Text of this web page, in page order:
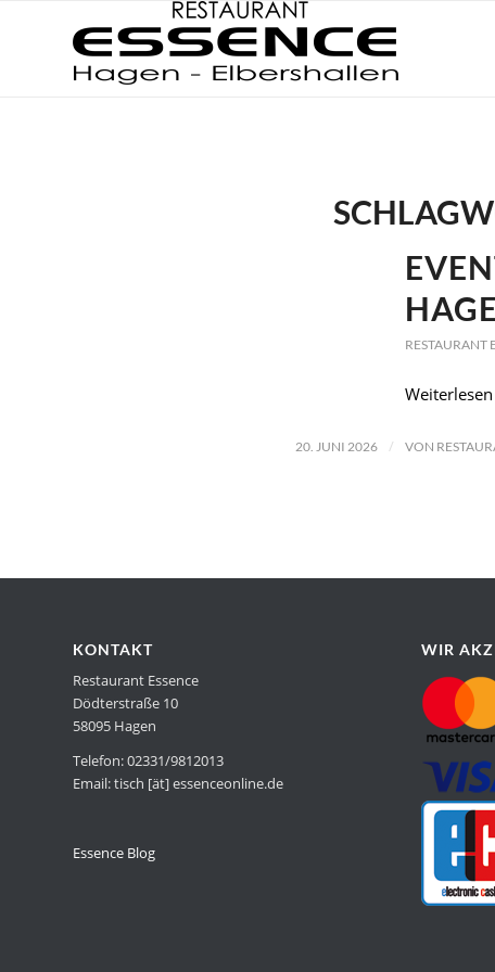
RESTAURANT
Weiterlesen
20. JUNI 2026 / VON
KONTAKT
Restaurant Essence
Dödterstraße 10
58095 Hagen
Telefon: 02331/9812013
Email: tisch [ät] essenceonline.de
Essence Blog
WIR